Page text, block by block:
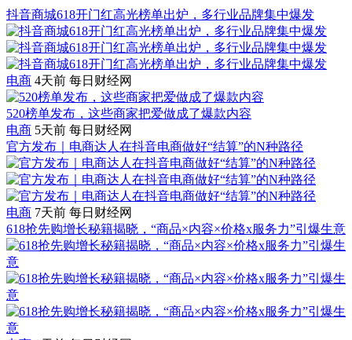
抖音商城618开门红高光榜单出炉，多行业品牌集中爆发
电商 4天前 每日财经网
520榜单发布，这些商家把爱做成了爆款内容
电商 5天前 每日财经网
官方发布｜电商达人在抖音电商做好“结算”的N种路径
电商 7天前 每日财经网
618抢先购增长秘籍揭晓，“商品×内容×价格x服务力”引爆生意